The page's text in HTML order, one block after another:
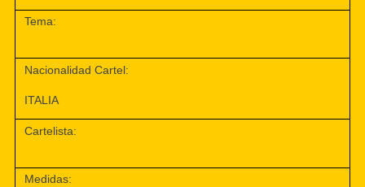
Tema:
Nacionalidad Cartel:
ITALIA
Cartelista:
Medidas: